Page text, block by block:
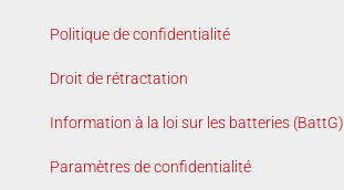
Politique de confidentialité
Droit de rétractation
Information à la loi sur les batteries (BattG)
Paramètres de confidentialité